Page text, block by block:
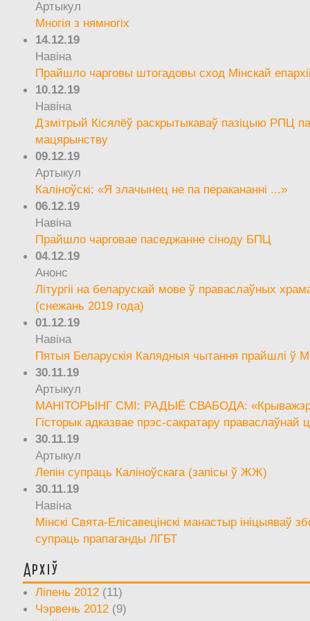
Артыкул
Многія з нямногіх
14.12.19
Навіна
Прайшло чарговы штогадовы сход Мінскай
10.12.19
Навіна
Дзмітрый Кісялёў раскрытыкаваў пазіцыю РПЦ
мацярынству
09.12.19
Артыкул
Каліноўскі: «Я злачынец не па перакананні ...»
06.12.19
Навіна
Прайшло чарговае паседжанне сіноду БПЦ
04.12.19
Анонс
Літургіі на беларускай мове ў праваслаўных
(снежань 2019 года)
01.12.19
Навіна
Пятыя Беларускія Калядныя чытання прайшлі ў
30.11.19
Артыкул
МАНІТОРЫНГ СМІ: РАДЫЁ СВАБОДА:
Гісторык адказвае прэс-сакратару праваслаўнай
30.11.19
Артыкул
Лепін супраць Каліноўскага (запісы ў ЖЖ)
30.11.19
Навіна
Мінскі Свята-Елісавецінскі манастыр ініцыяваў
супраць прапаганды ЛГБТ
Архіў
Ліпень 2012 (11)
Чэрвень 2012 (9)